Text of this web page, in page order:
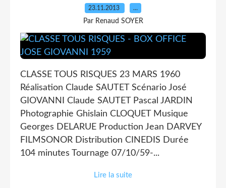
23.11.2013 …
Par Renaud SOYER
CLASSE TOUS RISQUES 23 MARS 1960
Réalisation Claude SAUTET Scénario José
GIOVANNI Claude SAUTET Pascal JARDIN
Photographie Ghislain CLOQUET Musique
Georges DELARUE Production Jean DARVEY
FILMSONOR Distribution CINEDIS Durée
104 minutes Tournage 07/10/59-...
Lire la suite